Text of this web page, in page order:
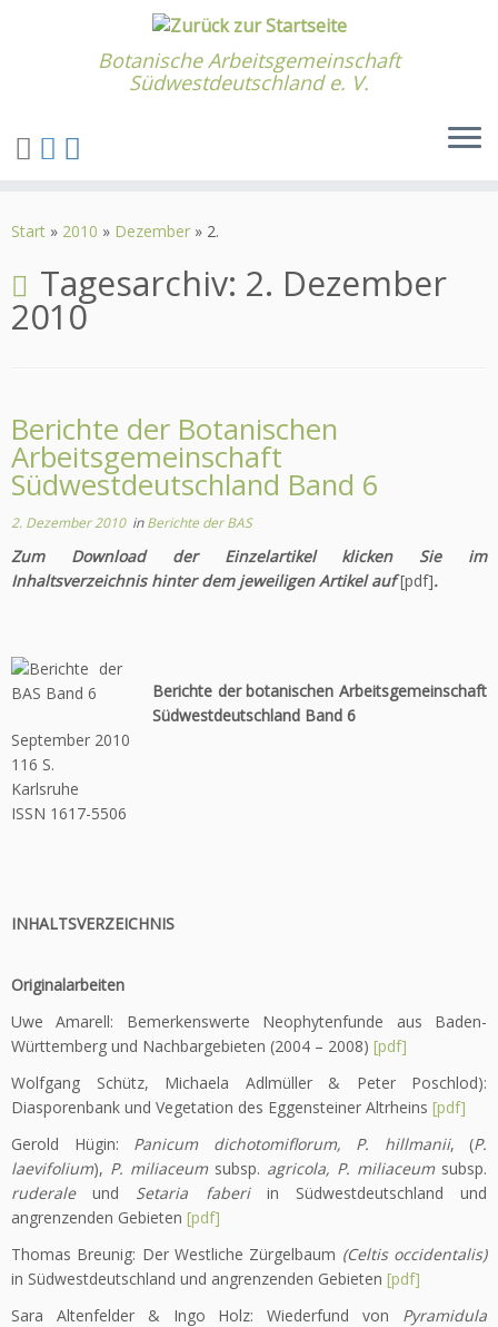
Inhalt
Botanische Arbeitsgemeinschaft
Südwestdeutschland e. V.
Start » 2010 » Dezember » 2.
Tagesarchiv: 2. Dezember
2010
Berichte der Botanischen
Arbeitsgemeinschaft
Südwestdeutschland Band 6
2. Dezember 2010inBerichte der BAS
Zum Download der Einzelartikel klicken Sie im
Inhaltsverzeichnis hinter dem jeweiligen Artikel auf[pdf].
Berichte der botanischen Arbeitsgemeinschaft
Südwestdeutschland Band 6
September 2010
116 S.
Karlsruhe
ISSN 1617-5506
INHALTSVERZEICHNIS
Originalarbeiten
Uwe Amarell: Bemerkenswerte Neophytenfunde aus Baden-
Württemberg und Nachbargebieten (2004 – 2008) [pdf]
Wolfgang Schütz, Michaela Adlmüller & Peter Poschlod):
Diasporenbank und Vegetation des Eggensteiner Altrheins [pdf]
Gerold Hügin: Panicum dichotomiflorum, P. hillmanii, (P.
laevifolium), P. miliaceum subsp. agricola, P. miliaceum subsp.
ruderaleund Setaria faberiin Südwestdeutschland und
angrenzenden Gebieten [pdf]
Thomas Breunig: Der Westliche Zürgelbaum (Celtis occidentalis)
in Südwestdeutschland und angrenzenden Gebieten [pdf]
Sara Altenfelder & Ingo Holz: Wiederfund von Pyramidula